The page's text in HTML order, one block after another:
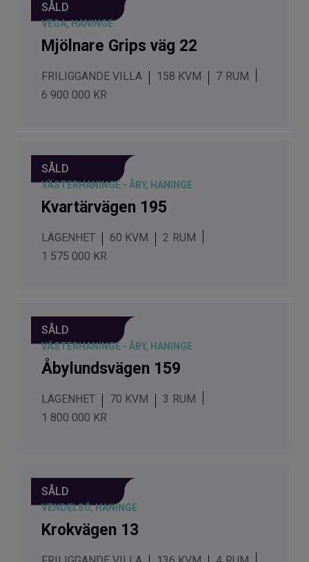
SÅLD
Mjölnare Grips väg 22
VEGA, HANINGE
7
158 KVM
FRILIGGANDE VILLA
6 900 000 KR
SÅLD
Kvartärvägen 195
VÄSTERHANINGE - ÅBY, HANINGE
2
60 KVM
LÄGENHET
1 575 000 KR
SÅLD
Åbylundsvägen 159
VÄSTERHANINGE - ÅBY, HANINGE
3
70 KVM
LÄGENHET
1 800 000 KR
SÅLD
Krokvägen 13
VENDELSÖ, HANINGE